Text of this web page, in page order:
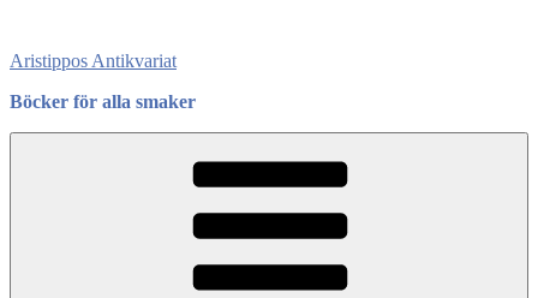
content
Aristippos Antikvariat
Böcker för alla smaker